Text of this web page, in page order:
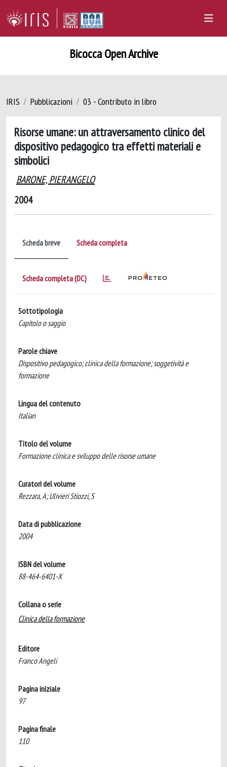
Bicocca Open Archive
IRIS Pubblicazioni 03 - Contributo in libro
Risorse umane: un attraversamento clinico del
dispositivo pedagogico tra effetti materiali e
simbolici
BARONE, PIERANGELO
2004
Scheda breve Scheda completa
Scheda completa (DC)
Sottotipologia
Capitolo o saggio
Parole chiave
Dispositivo pedagogico; clinica della formazione; soggetività e
formazione
Lingua del contenuto
Italian
Titolo del volume
Formazione clinica e sviluppo delle risorse umane
Curatori del volume
Rezzara, A; Ulivieri Stiozzi, S
Data di pubblicazione
2004
ISBN del volume
88-464-6401-X
Collana o serie
Clinica della formazione
Editore
Franco Angeli
Pagina iniziale
97
Pagina finale
110